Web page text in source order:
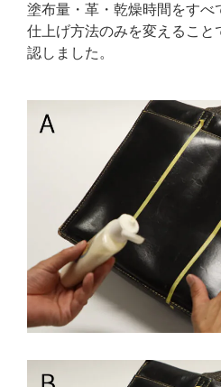
塗布量・革・乾燥時間をす
仕上げ方法のみを変えること
認しました。